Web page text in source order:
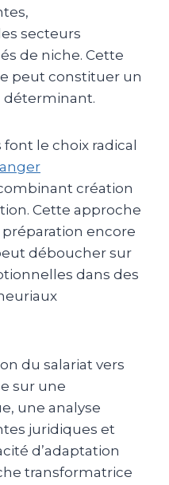
secteurs
de niche. Cette
peut constituer un
déterminant.
le choix radical
création
Cette approche
encore
déboucher sur
dans des
du salariat vers
sur une
une analyse
juridiques et
d’adaptation
transformatrice